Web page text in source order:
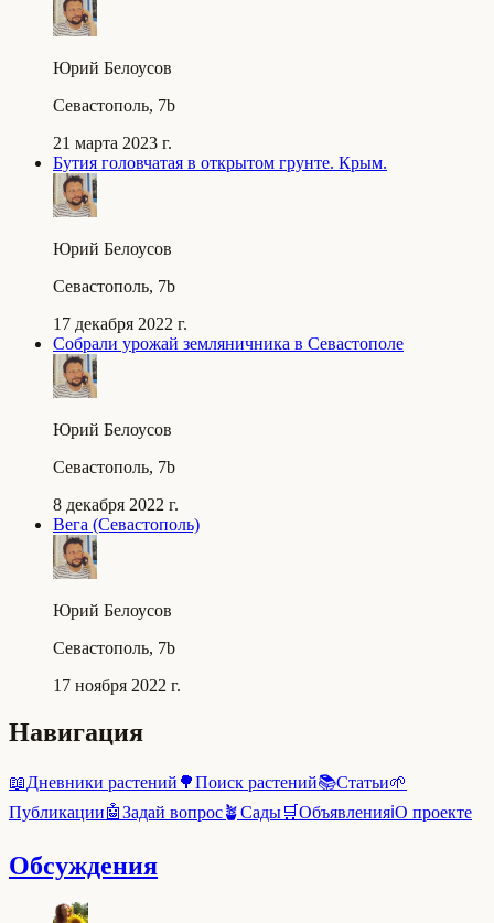
Юрий Белоусов
Севастополь, 7b
21 марта 2023 г.
Бутия головчатая в открытом грунте. Крым.
Юрий Белоусов
Севастополь, 7b
17 декабря 2022 г.
Собрали урожай земляничника в Севастополе
Юрий Белоусов
Севастополь, 7b
8 декабря 2022 г.
Вега (Севастополь)
Юрий Белоусов
Севастополь, 7b
17 ноября 2022 г.
Навигация
📖Дневники растений 🌳Поиск растений📚Статьи🌱
Публикации🤖Задай вопрос🪴Сады🛒Объявленияℹ️О проекте
Обсуждения